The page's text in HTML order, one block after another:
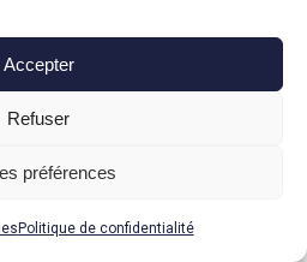
Accepter
Refuser
préférences
Politique de confidentialité
adulte/ enfant
sur-Vevey, (Suisse)
la vie et à l’œuvre de Charlie